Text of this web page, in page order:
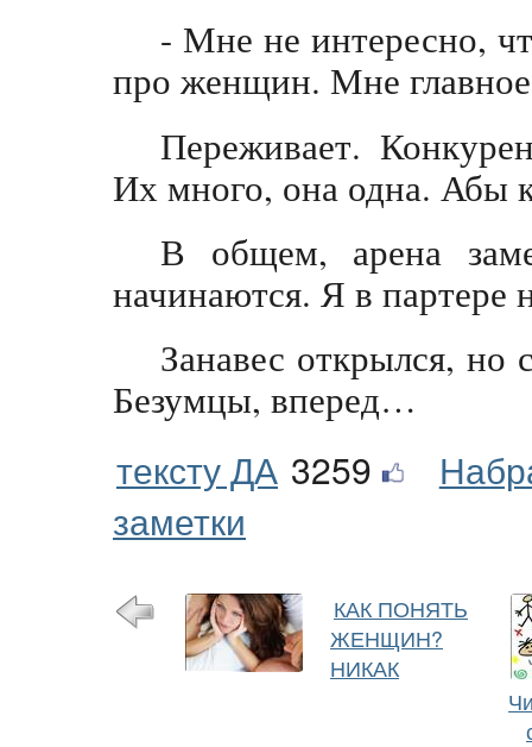
- Мне не интересно,
про женщин. Мне
Переживает.
Их много, она одна. Абы
В общем, арена
начинаются. Я в партере
Занавес открылся, но
Безумцы, вперед…
тексту ДА 3259
заметки
КАК ПОНЯТЬ
ЖЕНЩИН?
НИКАК